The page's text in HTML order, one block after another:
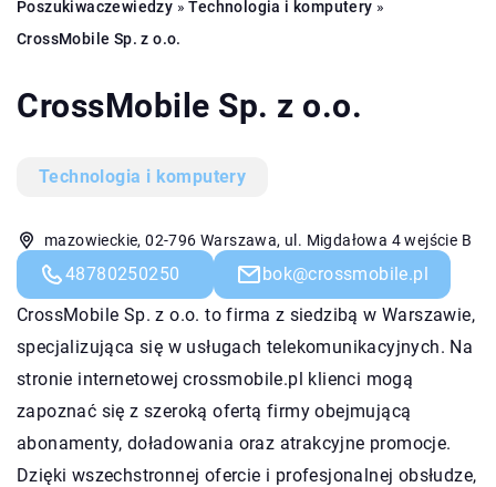
Poszukiwaczewiedzy »Technologia i komputery »
CrossMobile Sp. z o.o.
CrossMobile Sp. z o.o.
Technologia i komputery
mazowieckie, 02-796 Warszawa, ul. Migdałowa 4 wejście B
48780250250
bok@crossmobile.pl
CrossMobile Sp. z o.o. to firma z siedzibą w Warszawie,
specjalizująca się w usługach telekomunikacyjnych. Na
stronie internetowej crossmobile.pl klienci mogą
zapoznać się z szeroką ofertą firmy obejmującą
abonamenty, doładowania oraz atrakcyjne promocje.
Dzięki wszechstronnej ofercie i profesjonalnej obsłudze,